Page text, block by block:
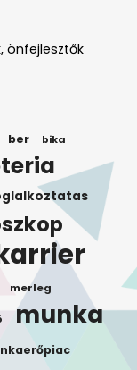
önfejlesztők
ber bika
merleg
munka